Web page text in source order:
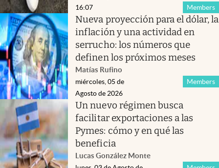
Members
16:07
Nueva proyección para el dólar, la
inflación y una actividad en
serrucho: los números que
definen los próximos meses
Matías Rufino
Members
miércoles, 05 de
Agosto de 2026
Un nuevo régimen busca
facilitar exportaciones a las
Pymes: cómo y en qué las
beneficia
Lucas González Monte